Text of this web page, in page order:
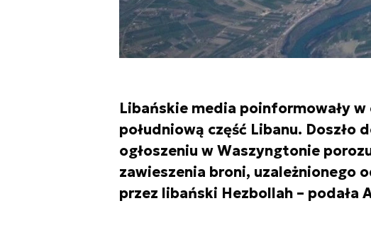
Libańskie media poinformowały
południową część Libanu. Doszło
ogłoszeniu w Waszyngtonie
zawieszenia broni, uzależnionego
przez libański Hezbollah – podała